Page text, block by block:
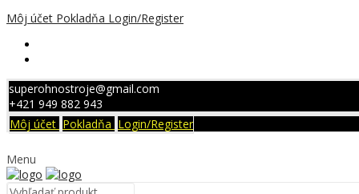
Môj účet Pokladňa Login/Register
superohnostroje@gmail.com
+421 949 882 943
Môj účet Pokladňa Login/Register
Menu